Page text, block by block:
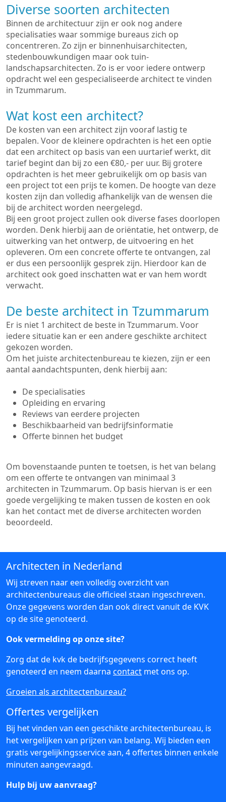
Diverse soorten architecten
Binnen de architectuur zijn er ook nog andere
specialisaties waar sommige bureaus zich op
concentreren. Zo zijn er binnenhuisarchitecten,
stedenbouwkundigen maar ook tuin-
landschapsarchitecten. Zo is er voor iedere ontwerp
opdracht wel een gespecialiseerde architect te vinden
in Tzummarum.
Wat kost een architect?
De kosten van een architect zijn vooraf lastig te
bepalen. Voor de kleinere opdrachten is het een optie
dat een architect op basis van een uurtarief werkt, dit
tarief begint dan bij zo een €80,- per uur. Bij grotere
opdrachten is het meer gebruikelijk om op basis van
een project tot een prijs te komen. De hoogte van deze
kosten zijn dan volledig afhankelijk van de wensen die
bij de architect worden neergelegd.
Bij een groot project zullen ook diverse fases doorlopen
worden. Denk hierbij aan de oriëntatie, het ontwerp, de
uitwerking van het ontwerp, de uitvoering en het
opleveren. Om een concrete offerte te ontvangen, zal
er dus een persoonlijk gesprek zijn. Hierdoor kan de
architect ook goed inschatten wat er van hem wordt
verwacht.
De beste architect in Tzummarum
Er is niet 1 architect de beste in Tzummarum. Voor
iedere situatie kan er een andere geschikte architect
gekozen worden.
Om het juiste architectenbureau te kiezen, zijn er een
aantal aandachtspunten, denk hierbij aan:
De specialisaties
Opleiding en ervaring
Reviews van eerdere projecten
Beschikbaarheid van bedrijfsinformatie
Offerte binnen het budget
Om bovenstaande punten te toetsen, is het van belang
om een offerte te ontvangen van minimaal 3
architecten in Tzummarum. Op basis hiervan is er een
goede vergelijking te maken tussen de kosten en ook
kan het contact met de diverse architecten worden
beoordeeld.
Architecten in Nederland
Wij streven naar een volledig overzicht van
architectenbureaus die officieel staan ingeschreven.
Onze gegevens worden dan ook direct vanuit de KVK
op de site genoteerd.
Ook vermelding op onze site?
Zorg dat de kvk de bedrijfsgegevens correct heeft
genoteerd en neem daarna contact met ons op.
Groeien als architectenbureau?
Offertes vergelijken
Bij het vinden van een geschikte architectenbureau, is
het vergelijken van prijzen van belang. Wij bieden een
gratis vergelijkingsservice aan, 4 offertes binnen enkele
minuten aangevraagd.
Hulp bij uw aanvraag?